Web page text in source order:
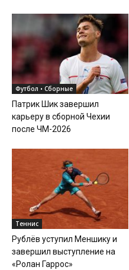
Футбол • Сборные
Патрик Шик завершил
карьеру в сборной Чехии
после ЧМ-2026
Теннис
Рублёв уступил Меншику и
завершил выступление на
«Ролан Гаррос»